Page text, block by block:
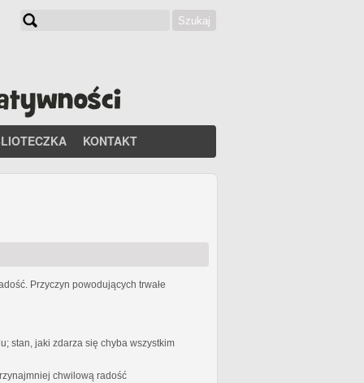
Szukaj
KONTAKT
Przyczyn powodujących trwałe
stan, jaki zdarza się chyba wszystkim
chwilową radość